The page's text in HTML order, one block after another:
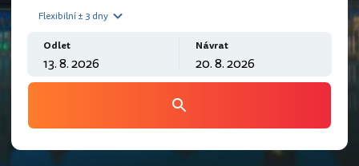
Flexibilní ± 3 dny
Odlet Návrat